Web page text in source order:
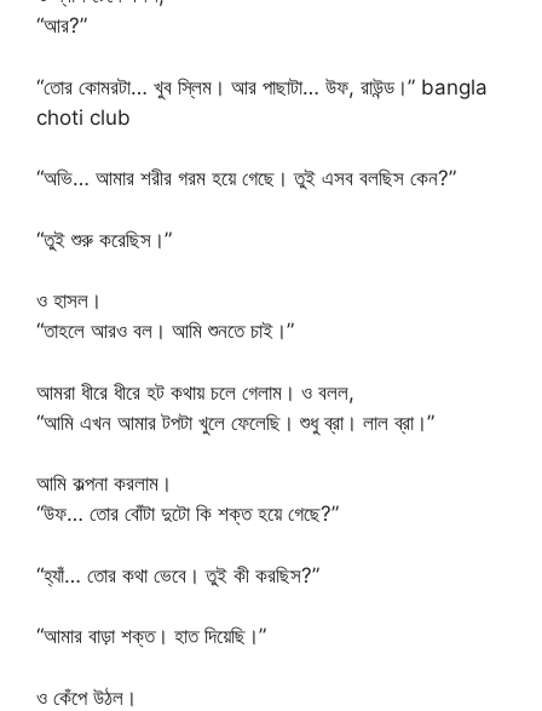
“আর?”
“তোর কোমরটা… খুব স্লিম। আর পাছাটা… উফ, রাউন্ড।” bangla
choti club
“অভি… আমার শরীর গরম হয়ে গেছে। তুই এসব বলছিস কেন?”
“তুই শুরু করেছিস।”
ও হাসল।
“তাহলে আরও বল। আমি শুনতে চাই।”
আমরা ধীরে ধীরে হট কথায় চলে গেলাম। ও বলল,
“আমি এখন আমার টপটা খুলে ফেলেছি। শুধু ব্রা। লাল ব্রা।”
আমি কল্পনা করলাম।
“উফ… তোর বোঁটা দুটো কি শক্ত হয়ে গেছে?”
“হ্যাঁ… তোর কথা ভেবে। তুই কী করছিস?”
“আমার বাড়া শক্ত। হাত দিয়েছি।”
ও কেঁপে উঠল।